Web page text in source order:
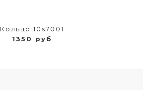
Кольцо 10s7001
1350 руб